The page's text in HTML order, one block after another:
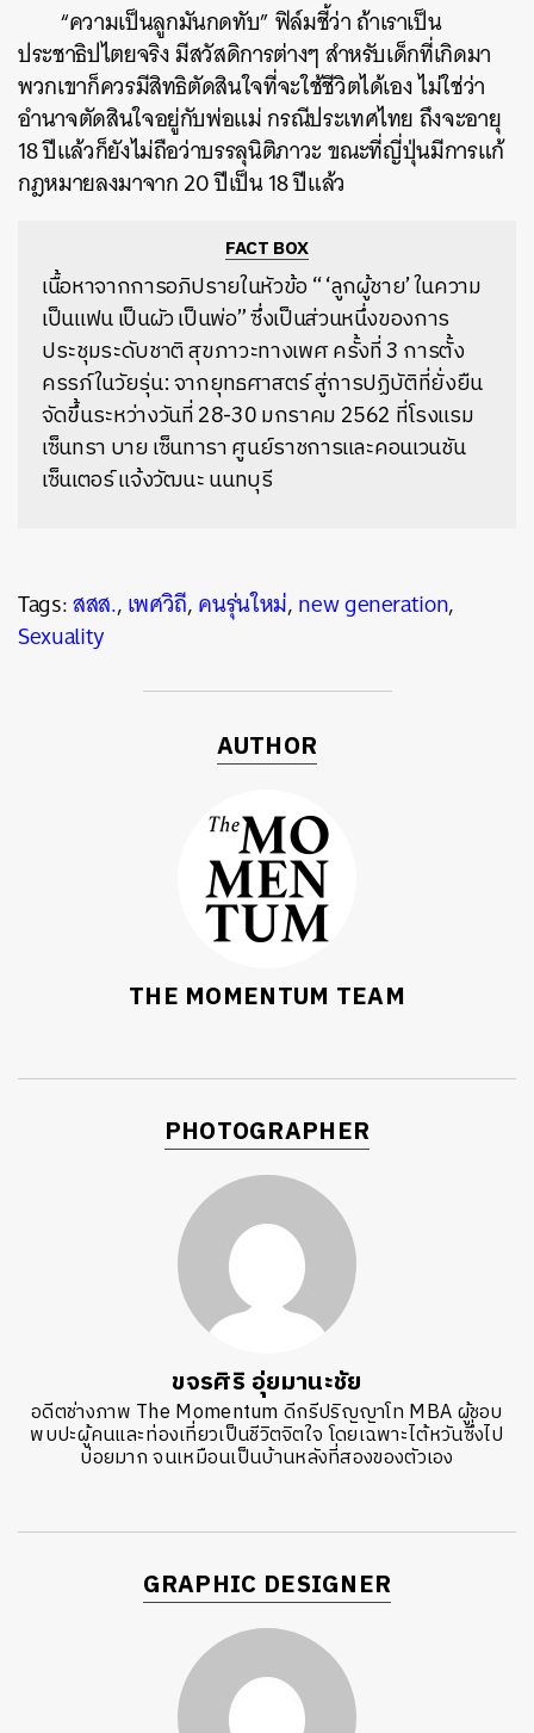
“ความเป็นลูกมันกดทับ” ฟิล์มชี้ว่า ถ้าเราเป็น
ประชาธิปไตยจริง มีสวัสดิการต่างๆ สำหรับเด็กที่เกิดมา
พวกเขาก็ควรมีสิทธิตัดสินใจที่จะใช้ชีวิตได้เอง ไม่ใช่ว่า
อำนาจตัดสินใจอยู่กับพ่อแม่ กรณีประเทศไทย ถึงจะอายุ
18 ปีแล้วก็ยังไม่ถือว่าบรรลุนิติภาวะ ขณะที่ญี่ปุ่นมีการแก้
กฎหมายลงมาจาก 20 ปีเป็น 18 ปีแล้ว
FACT BOX
เนื้อหาจากการอภิปรายในหัวข้อ “ ‘ลูกผู้ชาย’ ในความ
เป็นแฟน เป็นผัว เป็นพ่อ” ซึ่งเป็นส่วนหนึ่งของการ
ประชุมระดับชาติ สุขภาวะทางเพศ ครั้งที่ 3 การตั้ง
ครรภ์ในวัยรุ่น: จากยุทธศาสตร์ สู่การปฏิบัติที่ยั่งยืน
จัดขึ้นระหว่างวันที่ 28-30 มกราคม 2562 ที่โรงแรม
เซ็นทรา บาย เซ็นทารา ศูนย์ราชการและคอนเวนชัน
เซ็นเตอร์ แจ้งวัฒนะ นนทบุรี
Tags:สสส.,เพศวิถี,คนรุ่นใหม่,new generation,
Sexuality
AUTHOR
THE MOMENTUM TEAM
PHOTOGRAPHER
ขจรศิริ อุ่ยมานะชัย
อดีตช่างภาพ The Momentum ดีกรีปริญญาโท MBA ผู้ชอบ
พบปะผู้คนและท่องเที่ยวเป็นชีวิตจิตใจ โดยเฉพาะไต้หวันซึ่งไป
บ่อยมาก จนเหมือนเป็นบ้านหลังที่สองของตัวเอง
GRAPHIC DESIGNER